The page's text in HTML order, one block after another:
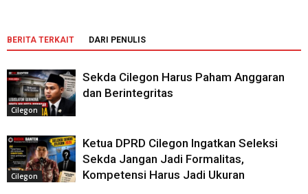
BERITA TERKAIT DARI PENULIS
Cilegon
Sekda Cilegon Harus Paham Anggaran
dan Berintegritas
Cilegon
Ketua DPRD Cilegon Ingatkan Seleksi
Sekda Jangan Jadi Formalitas,
Kompetensi Harus Jadi Ukuran